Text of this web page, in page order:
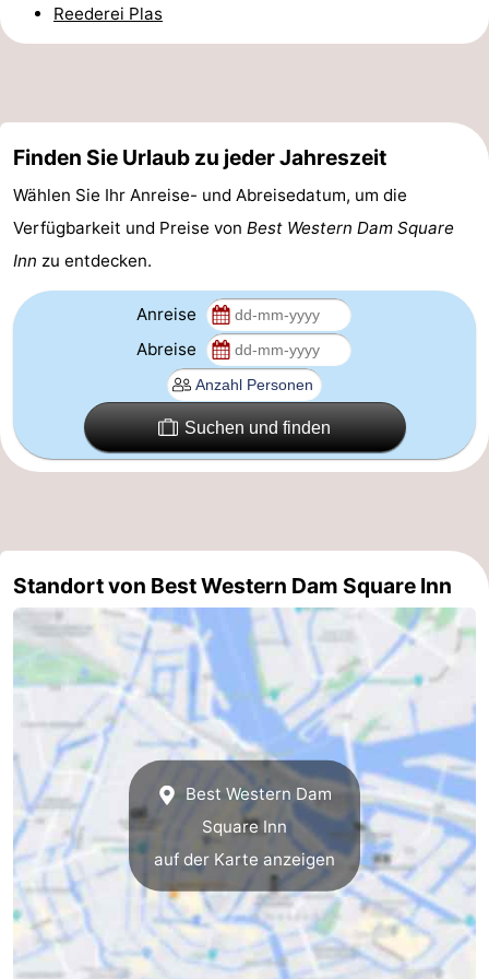
der
Plätze
Zentrum
und
Stadtviertel
-
Nordholland
Forum
Reisebuchshop
Őffentliche
Verkehr
Route
Hauptbahnhof
Schiphol
Eindhoven
Parken
Tipps
Reederei Plas
Finden Sie Urlaub zu jeder Jahreszeit
Wählen Sie Ihr Anreise- und Abreisedatum, um die
Verfügbarkeit und Preise von Best Western Dam Square
Inn zu entdecken.
Anreise
Abreise
Suchen und finden
Standort von Best Western Dam Square Inn
Best Western Dam
Square Inn
auf der Karte anzeigen